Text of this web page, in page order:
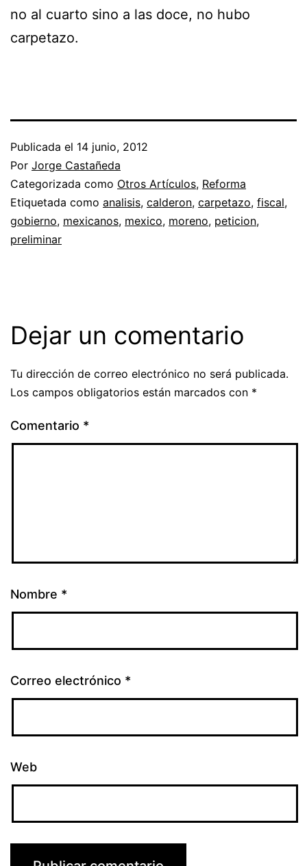
no al cuarto sino a las doce, no hubo
carpetazo.
Publicada el 14 junio, 2012
Por Jorge Castañeda
Categorizada como Otros Artículos, Reforma
Etiquetada como analisis, calderon, carpetazo, fiscal,
gobierno, mexicanos, mexico, moreno, peticion,
preliminar
Dejar un comentario
Tu dirección de correo electrónico no será publicada.
Los campos obligatorios están marcados con *
Comentario *
Nombre *
Correo electrónico *
Web